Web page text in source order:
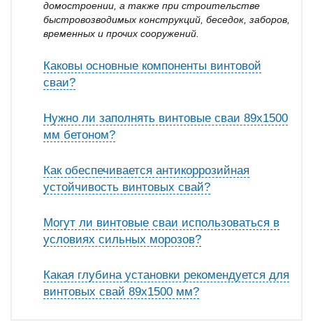
домостроении, а также при строительстве
быстровозводимых конструкций, беседок, заборов,
временных и прочих сооружений.
Каковы основные компоненты винтовой
сваи?
Нужно ли заполнять винтовые сваи 89х1500
мм бетоном?
Как обеспечивается антикоррозийная
устойчивость винтовых свай?
Могут ли винтовые сваи использоваться в
условиях сильных морозов?
Какая глубина установки рекомендуется для
винтовых свай 89х1500 мм?